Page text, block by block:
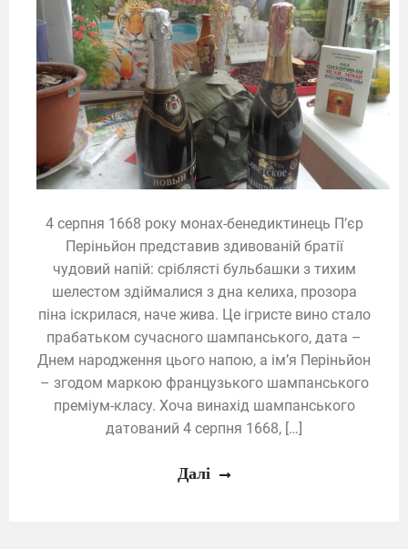
4 серпня 1668 року монах-бенедиктинець П’єр
Періньйон представив здивованій братії
чудовий напій: сріблясті бульбашки з тихим
шелестом здіймалися з дна келиха, прозора
піна іскрилася, наче жива. Це ігристе вино стало
прабатьком сучасного шампанського, дата –
Днем народження цього напою, а ім’я Періньйон
– згодом маркою французького шампанського
преміум-класу. Хоча винахід шампанського
датований 4 серпня 1668, […]
Далі